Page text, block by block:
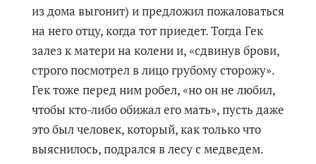
из дома выгонит) и предложил пожаловаться
на него отцу, когда тот приедет. Тогда Гек
залез к матери на колени и, «сдвинув брови,
строго посмотрел в лицо грубому сторожу».
Гек тоже перед ним робел, «но он не любил,
чтобы кто-либо обижал его мать», пусть даже
это был человек, который, как только что
выяснилось, подрался в лесу с медведем.